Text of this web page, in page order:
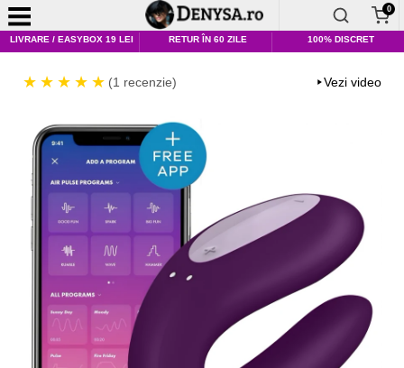
0
LIVRARE / EASYBOX 19 LEI RETUR ÎN 60 ZILE 100% DISCRET
(1 recenzie) Vezi video